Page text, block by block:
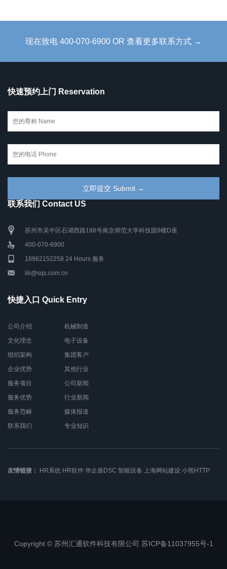
现在致电 400-070-6900 OR 查看更多联系方式 →
快速预约上门 Reservation
联系我们 Contact US
苏州市吴中区石湖西路188号南京师范大学科技园9楼D座
400-070-6900
18962152258 24 Hours 服务
lili@sqs.com.cn
快捷入口 Quick Entry
公司介绍
文化理念
组织架构
企业优势
服务项目
服务优势
服务范畴
联系我们
机械制造
电子设备
集团客户
其他行业
公司新闻
行业新闻
媒体报道
专业知识
友情链接： HR系统 HR软件 华企盾DSC 智能设备 上海网站建设 小熊HTTP
Copyright © 苏州汇通软件科技有限公司 苏ICP备11037955号-1